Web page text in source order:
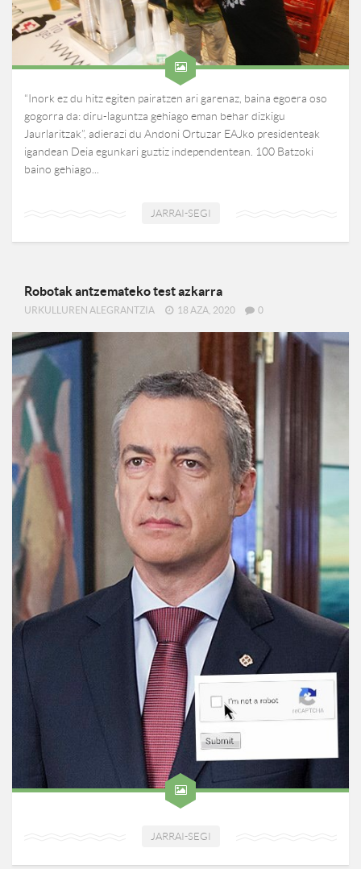
“Inork ez du hitz egiten pairatzen ari garenaz, baina egoera oso
gogorra da: diru-laguntza gehiago eman behar dizkigu
Jaurlaritzak”, adierazi du Andoni Ortuzar EAJko presidenteak
igandean Deia egunkari guztiz independentean. 100 Batzoki
baino gehiago...
JARRAI-SEGI
Robotak antzemateko test azkarra
URKULLUREN ALEGRANTZIA 18 AZA, 2020 0
JARRAI-SEGI